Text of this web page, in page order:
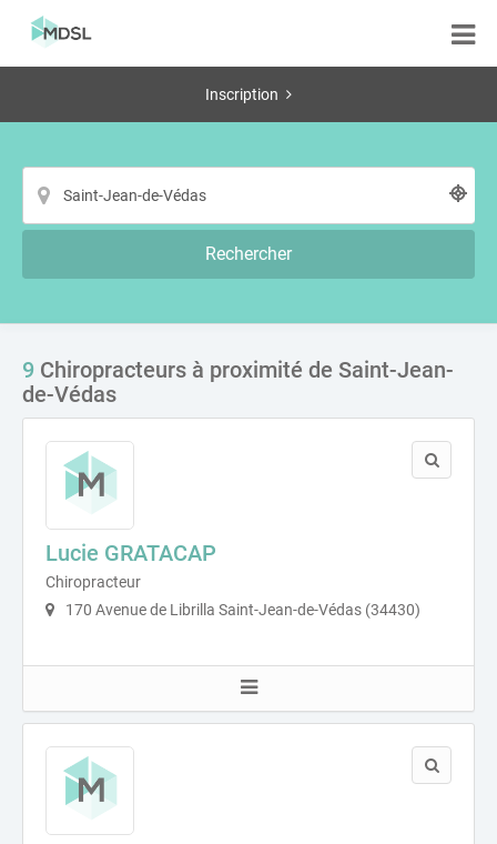
Inscription
Rechercher
9 Chiropracteurs à proximité de Saint-Jean-
de-Védas
Lucie GRATACAP
Chiropracteur
170 Avenue de Librilla Saint-Jean-de-Védas (34430)